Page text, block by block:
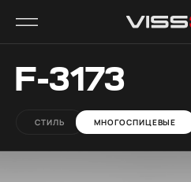
F-3173
СТИЛЬ МНОГОСПИЦЕВЫЕ